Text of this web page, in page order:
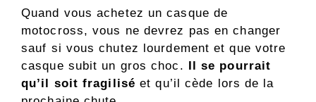
Quand vous achetez un casque de
motocross, vous ne devrez pas en changer
sauf si vous chutez lourdement et que votre
casque subit un gros choc. Il se pourrait
qu’il soit fragilisé et qu’il cède lors de la